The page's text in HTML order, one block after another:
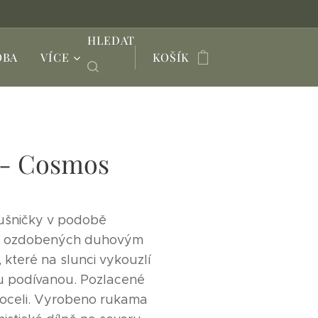
VÍCE
HLEDAT
KOŠÍK
Cosmos
v podobě
ozdobených duhovým
které na slunci vykouzlí
Pozlacené
Vyrobeno rukama